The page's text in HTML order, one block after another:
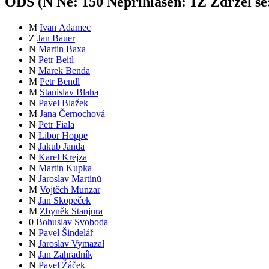
M Ivan Adamec
Z Jan Bauer
N Martin Baxa
N Petr Beitl
N Marek Benda
M Petr Bendl
M Stanislav Blaha
N Pavel Blažek
M Jana Černochová
N Petr Fiala
N Libor Hoppe
N Jakub Janda
N Karel Krejza
N Martin Kupka
N Jaroslav Martinů
M Vojtěch Munzar
N Jan Skopeček
M Zbyněk Stanjura
0 Bohuslav Svoboda
N Pavel Šindelář
N Jaroslav Vymazal
N Jan Zahradník
N Pavel Žáček